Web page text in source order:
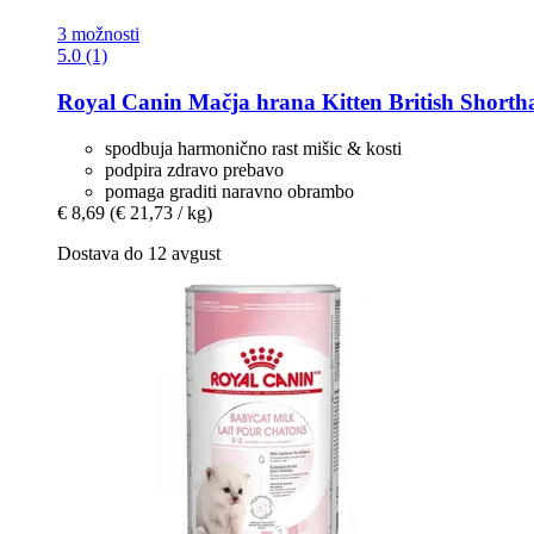
3 možnosti
5.0 (1)
Royal Canin Mačja hrana Kitten British
spodbuja harmonično rast mišic & kosti
podpira zdravo prebavo
pomaga graditi naravno obrambo
€ 8,69 (€ 21,73 / kg)
Dostava do 12 avgust